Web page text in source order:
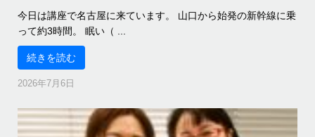
今日は講座で名古屋に来ています。 山口から始発の新幹線に乗
って約3時間。 眠い（ ...
続きを読む
2026年7月6日